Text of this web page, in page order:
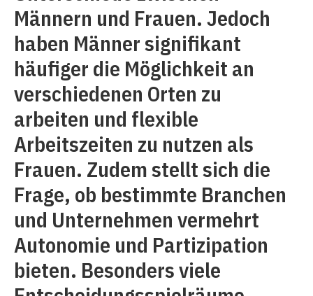
Männern und Frauen. Jedoch
haben Männer signifikant
häufiger die Möglichkeit an
verschiedenen Orten zu
arbeiten und flexible
Arbeitszeiten zu nutzen als
Frauen. Zudem stellt sich die
Frage, ob bestimmte Branchen
und Unternehmen vermehrt
Autonomie und Partizipation
bieten. Besonders viele